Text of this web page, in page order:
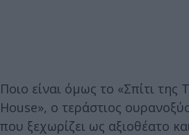
Ποιο είναι όμως το «Σπίτι
House», ο τεράστιος
που ξεχωρίζει ως αξιοθέατο